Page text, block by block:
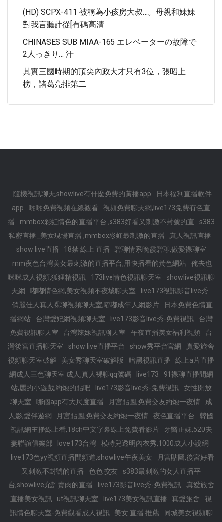
(HD) SCPX-411 被稱為小孩房大叔…。母親和妹妹
對我言聽計從[有碼高清
CHINASES SUB MIAA-165 エレベーターの故障で
2人っきり… 汗
其實三國時期的頂尖內政大才只有3位，張昭上
榜，諸葛亮排第二
隨機視訊聊天,showlive有什麼免費的黃播app
日本福利直播軟件
app
啪啪免費視頻在線觀看
視頻免費聊天網,live173免費有色直
播
mmbox彩虹情色的直播平台 ,s383好看又刺激不封號的直
s383
私密直播_美女現場直播 ,mmbox彩虹最刺激的直播
真人視訊直播
show live直播
18禁 線上 直播
碧聊情系晚霞碧聊,做愛裸聊室
mm夜色台灣美女最刺激的直播平台,用快播看的黃色網站
俺去也
咪咪成人視頻,狐狸精視訊
173live情色視訊聊天室
showlive視訊聊
天網
嘟嘟情色網,美女視頻不夜城聊天室
live173視訊影音live秀
俏麗佳人真人裸聊視頻聊天室,嘟嘟成年人網影片
日本免費色情直
播網站
台灣愛妃網視頻聊天室 live173影音live秀-免費視訊
台灣
免費視訊聊天室
台灣辣妹視訊聊天室 午夜直播美女福利視頻
台
灣後宮直播聊天室
show live直播平台 show秀平台官網
真愛旅舍
視頻聊天室破解
美女秀聊天室破解版 暗黑視訊直播
線上a片直播
網成人三色聊天室 成人,真人裸聊qq號碼
live173
91裸聊直播間網
站,麗的小遊戲,約炮的貼吧
live173影音live秀-免費視訊
女性開放
聊天室
哪個app有大尺度直播 月宮貼圖,免費交友約炮一夜情
成
人影,愛伴遊網
月宮貼圖,免費交友約炮一夜情 夜色直播平台
韓國
視訊網主播線上看,18ch中文字幕線上免費看影片
牙醫正妹,520夫
妻聯誼俱樂部
love173台灣
模特兒透明內衣秀,1000成人小說網
live173色yy視頻直播間頻道,showlive午夜美女
月宮貼圖,後宮好看
又刺激不封號的直播
色色 交友
s383最刺激的女人直播平
台,showlive允許賣肉的直播
live173影音live秀-免費視訊
真愛旅舍
直播美女視訊
ut視訊聊天室 live173美女視訊直播 真愛旅舍
視
訊情色聊天室-免費觀看成人視訊
美女 直播 推薦 同城美女視頻聊